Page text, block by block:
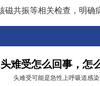
磁共振等相关检查，明确
头难受怎么回事，怎
头难受可能是急性上呼吸道感